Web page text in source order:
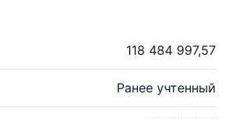
118 484 997,57
Ранее учтенный